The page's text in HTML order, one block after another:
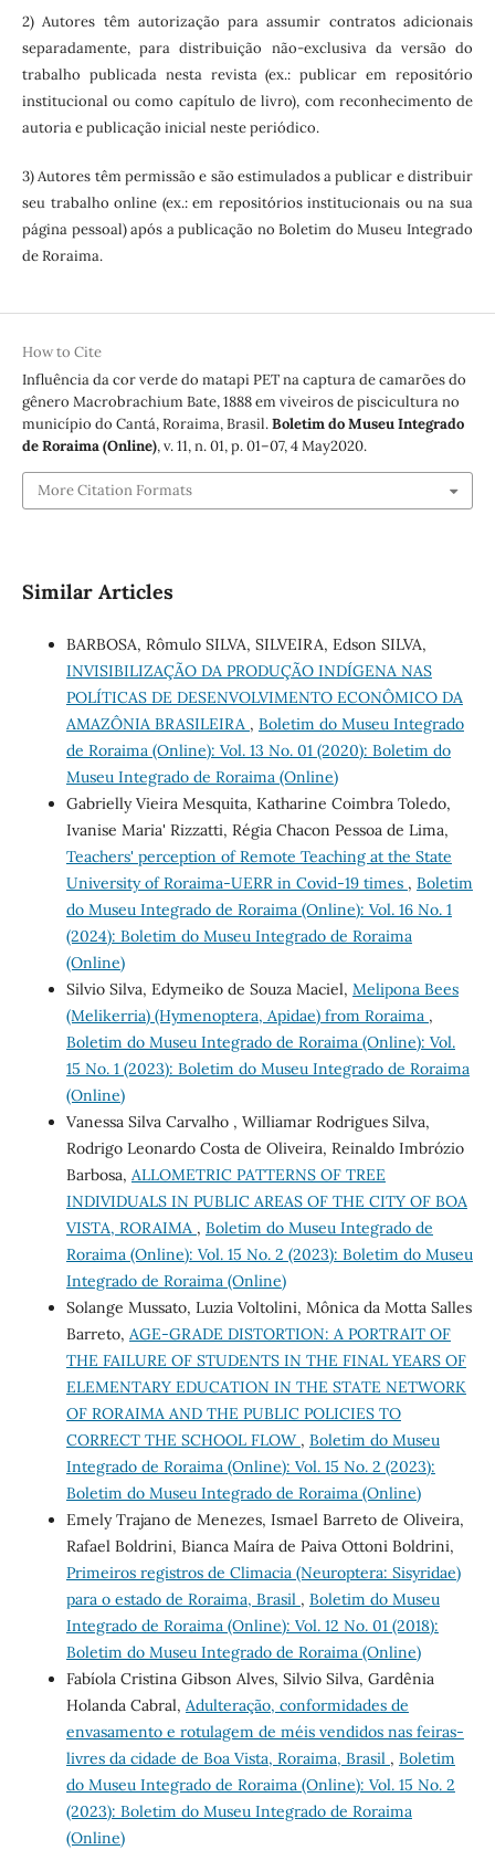
2) Autores têm autorização para assumir contratos adicionais
separadamente, para distribuição não-exclusiva da versão do
trabalho publicada nesta revista (ex.: publicar em repositório
institucional ou como capítulo de livro), com reconhecimento de
autoria e publicação inicial neste periódico.
3) Autores têm permissão e são estimulados a publicar e distribuir
seu trabalho online (ex.: em repositórios institucionais ou na sua
página pessoal) após a publicação no Boletim do Museu Integrado
de Roraima.
How to Cite
Influência da cor verde do matapi PET na captura de camarões do
gênero Macrobrachium Bate, 1888 em viveiros de piscicultura no
município do Cantá, Roraima, Brasil.Boletim do Museu Integrado
de Roraima (Online), v. 11, n. 01, p. 01–07, 4 May2020.
More Citation Formats
Similar Articles
BARBOSA, Rômulo SILVA, SILVEIRA, Edson SILVA,
INVISIBILIZAÇÃO DA PRODUÇÃO INDÍGENA NAS
POLÍTICAS DE DESENVOLVIMENTO ECONÔMICO DA
AMAZÔNIA BRASILEIRA , Boletim do Museu Integrado
de Roraima (Online): Vol. 13 No. 01 (2020): Boletim do
Museu Integrado de Roraima (Online)
Gabrielly Vieira Mesquita, Katharine Coimbra Toledo,
Ivanise Maria' Rizzatti, Régia Chacon Pessoa de Lima,
Teachers' perception of Remote Teaching at the State
University of Roraima-UERR in Covid-19 times , Boletim
do Museu Integrado de Roraima (Online): Vol. 16 No. 1
(2024): Boletim do Museu Integrado de Roraima
(Online)
Silvio Silva, Edymeiko de Souza Maciel, Melipona Bees
(Melikerria) (Hymenoptera, Apidae) from Roraima ,
Boletim do Museu Integrado de Roraima (Online): Vol.
15 No. 1 (2023): Boletim do Museu Integrado de Roraima
(Online)
Vanessa Silva Carvalho , Williamar Rodrigues Silva,
Rodrigo Leonardo Costa de Oliveira, Reinaldo Imbrózio
Barbosa, ALLOMETRIC PATTERNS OF TREE
INDIVIDUALS IN PUBLIC AREAS OF THE CITY OF BOA
VISTA, RORAIMA , Boletim do Museu Integrado de
Roraima (Online): Vol. 15 No. 2 (2023): Boletim do Museu
Integrado de Roraima (Online)
Solange Mussato, Luzia Voltolini, Mônica da Motta Salles
Barreto, AGE-GRADE DISTORTION: A PORTRAIT OF
THE FAILURE OF STUDENTS IN THE FINAL YEARS OF
ELEMENTARY EDUCATION IN THE STATE NETWORK
OF RORAIMA AND THE PUBLIC POLICIES TO
CORRECT THE SCHOOL FLOW , Boletim do Museu
Integrado de Roraima (Online): Vol. 15 No. 2 (2023):
Boletim do Museu Integrado de Roraima (Online)
Emely Trajano de Menezes, Ismael Barreto de Oliveira,
Rafael Boldrini, Bianca Maíra de Paiva Ottoni Boldrini,
Primeiros registros de Climacia (Neuroptera: Sisyridae)
para o estado de Roraima, Brasil , Boletim do Museu
Integrado de Roraima (Online): Vol. 12 No. 01 (2018):
Boletim do Museu Integrado de Roraima (Online)
Fabíola Cristina Gibson Alves, Silvio Silva, Gardênia
Holanda Cabral, Adulteração, conformidades de
envasamento e rotulagem de méis vendidos nas feiras-
livres da cidade de Boa Vista, Roraima, Brasil , Boletim
do Museu Integrado de Roraima (Online): Vol. 15 No. 2
(2023): Boletim do Museu Integrado de Roraima
(Online)